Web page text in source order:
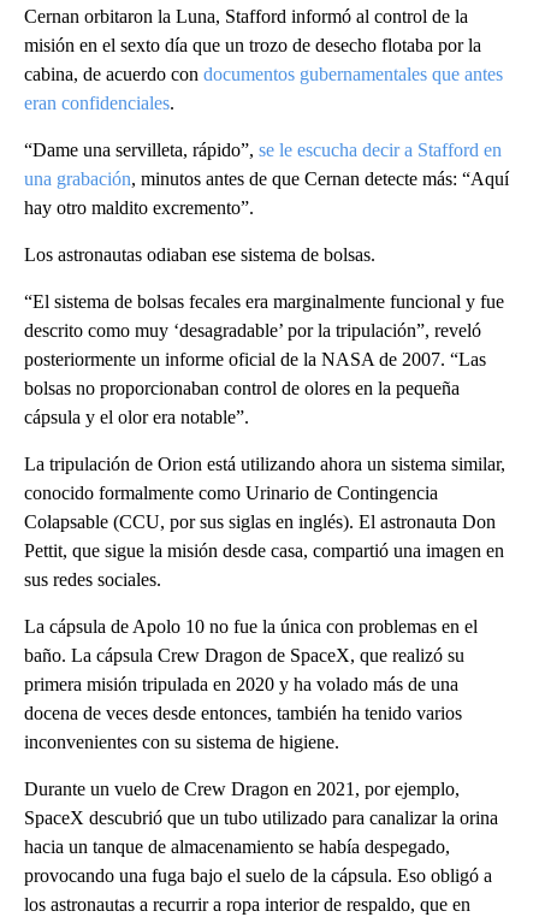
Cernan orbitaron la Luna, Stafford informó al control de la
misión en el sexto día que un trozo de desecho flotaba por la
cabina, de acuerdo con documentos gubernamentales que antes
eran confidenciales.
“Dame una servilleta, rápido”, se le escucha decir a Stafford en
una grabación, minutos antes de que Cernan detecte más: “Aquí
hay otro maldito excremento”.
Los astronautas odiaban ese sistema de bolsas.
“El sistema de bolsas fecales era marginalmente funcional y fue
descrito como muy ‘desagradable’ por la tripulación”, reveló
posteriormente un informe oficial de la NASA de 2007. “Las
bolsas no proporcionaban control de olores en la pequeña
cápsula y el olor era notable”.
La tripulación de Orion está utilizando ahora un sistema similar,
conocido formalmente como Urinario de Contingencia
Colapsable (CCU, por sus siglas en inglés). El astronauta Don
Pettit, que sigue la misión desde casa, compartió una imagen en
sus redes sociales.
La cápsula de Apolo 10 no fue la única con problemas en el
baño. La cápsula Crew Dragon de SpaceX, que realizó su
primera misión tripulada en 2020 y ha volado más de una
docena de veces desde entonces, también ha tenido varios
inconvenientes con su sistema de higiene.
Durante un vuelo de Crew Dragon en 2021, por ejemplo,
SpaceX descubrió que un tubo utilizado para canalizar la orina
hacia un tanque de almacenamiento se había despegado,
provocando una fuga bajo el suelo de la cápsula. Eso obligó a
los astronautas a recurrir a ropa interior de respaldo, que en